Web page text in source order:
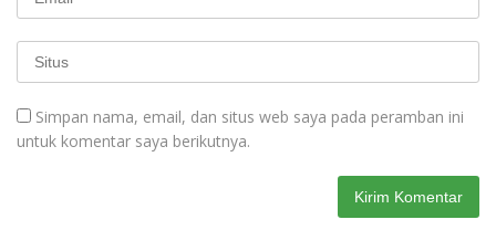
Simpan nama, email, dan situs web saya pada peramban ini
untuk komentar saya berikutnya.